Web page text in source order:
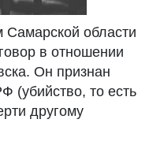
области
в отношении
Он признан
(убийство, то есть
другому